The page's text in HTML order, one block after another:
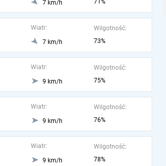
7 km/h
71%
Wiatr:
7 km/h
Wilgotność:
73%
Wiatr:
9 km/h
Wilgotność:
75%
Wiatr:
9 km/h
Wilgotność:
76%
Wiatr:
9 km/h
Wilgotność:
78%